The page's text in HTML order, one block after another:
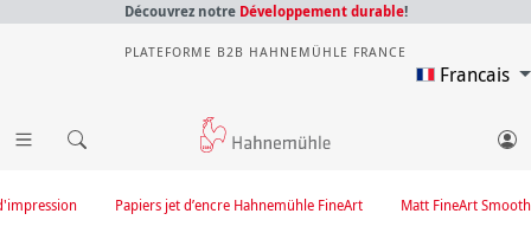
Découvrez notre Développement durable!
PLATEFORME B2B HAHNEMÜHLE FRANCE
Francais
Matt FineArt Smooth
Papiers jet d’encre Hahnemühle FineArt